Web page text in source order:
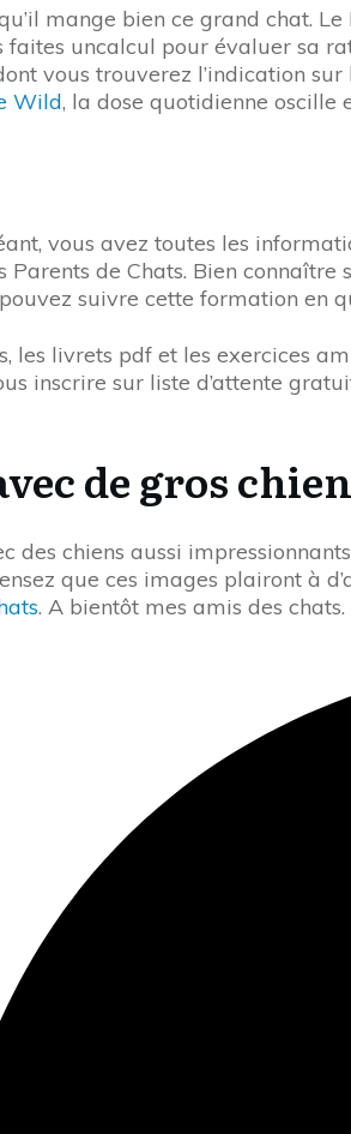
mange bien ce grand chat.
faites uncalcul pour évaluer sa
vous trouverez l’indication
Wild, la dose quotidienne oscille
vous avez toutes les
de Chats. Bien
suivre cette formation en
livrets pdf et les exercices
inscrire sur liste d’attente
de gros
chiens aussi
que ces images plairont à
. A bientôt mes amis des chats.